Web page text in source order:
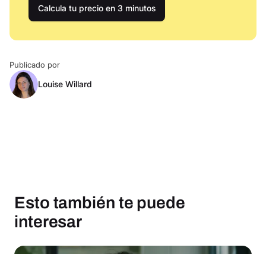
Calcula tu precio en 3 minutos
Publicado por
Louise Willard
Esto también te puede
interesar